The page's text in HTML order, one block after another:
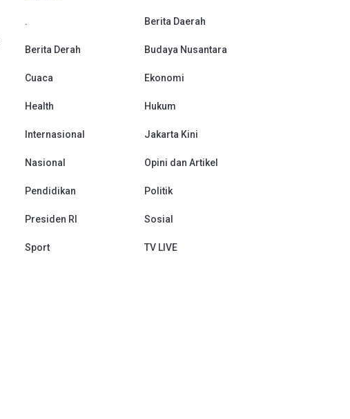
. Berita Daerah
Berita Derah Budaya Nusantara
Cuaca Ekonomi
Health Hukum
Internasional Jakarta Kini
Nasional Opini dan Artikel
Pendidikan Politik
Presiden RI Sosial
Sport TV LIVE